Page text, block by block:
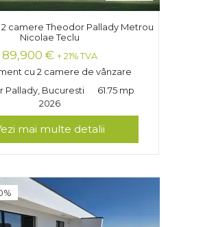
camere Theodor Pallady Metrou
Nicolae Teclu
89,900 € + 21% TVA
cu 2 camere de vânzare
Pallady, Bucuresti
61.75 mp
2026
mai multe detalii